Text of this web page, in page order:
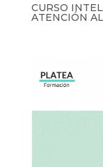
CURSO
ATENCIÓN